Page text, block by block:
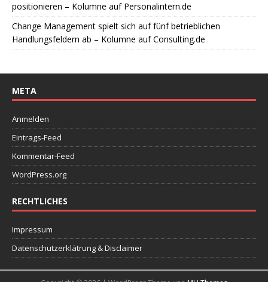
positionieren – Kolumne auf Personalintern.de
Change Management spielt sich auf fünf betrieblichen
Handlungsfeldern ab – Kolumne auf Consulting.de
META
Anmelden
Eintrags-Feed
Kommentar-Feed
WordPress.org
RECHTLICHES
Impressum
Datenschutzerklätrung & Disclaimer